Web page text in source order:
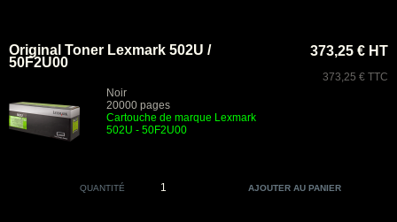
Original Toner Lexmark 502U /
50F2U00
Noir
20000 pages
Cartouche de marque Lexmark
502U - 50F2U00
373,25 € HT
373,25 € TTC
QUANTITÉ